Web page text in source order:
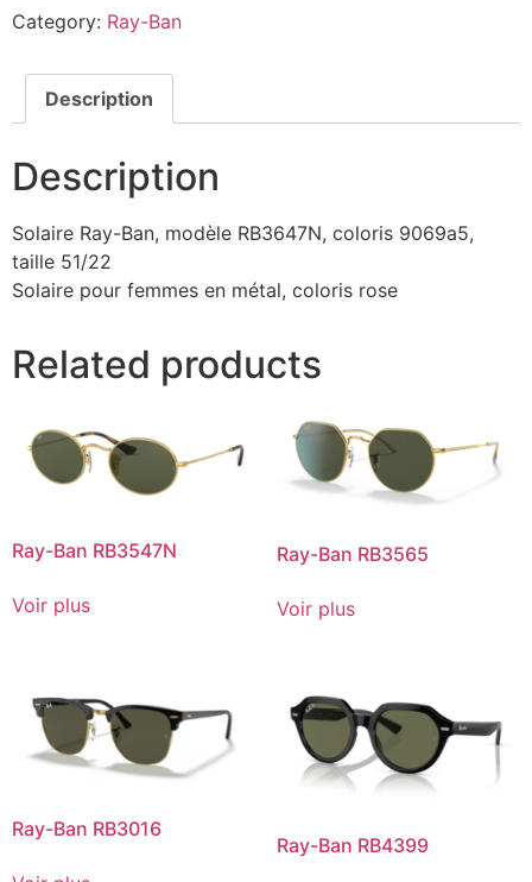
Category: Ray-Ban
Description
Description
Solaire Ray-Ban, modèle RB3647N, coloris 9069a5,
taille 51/22
Solaire pour femmes en métal, coloris rose
Related products
Ray-Ban RB3547N
Voir plus
Ray-Ban RB3565
Voir plus
Ray-Ban RB3016
Ray-Ban RB4399